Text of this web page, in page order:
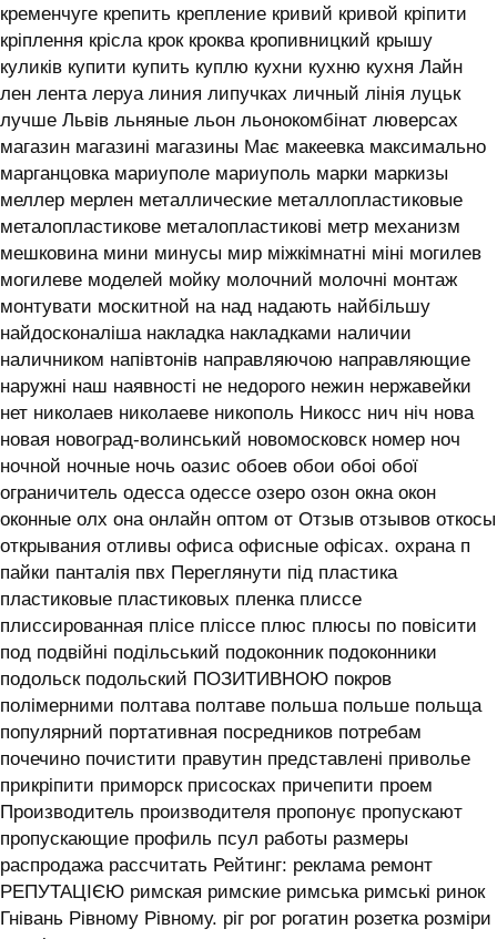
кременчуге крепить крепление кривий кривой кріпити
кріплення крісла крок кроква кропивницкий крышу
куликів купити купить куплю кухни кухню кухня ‎Лайн
лен лента леруа линия липучках личный лінія луцьк
лучше Львів льняные льон льонокомбінат люверсах
магазин магазині магазины Має макеевка максимально
марганцовка мариуполе мариуполь марки маркизы
меллер мерлен металлические металлопластиковые
металопластикове металопластикові метр механизм
мешковина мини минусы мир міжкімнатні міні могилев
могилеве моделей мойку молочний молочні монтаж
монтувати москитной на над надають найбільшу
найдосконаліша накладка накладками наличии
наличником напівтонів направляючою направляющие
наружні наш наявності не недорого нежин нержавейки
нет николаев николаеве никополь Никосс нич ніч нова
новая новоград-волинський новомосковск номер ноч
ночной ночные ночь оазис обоев обои обоі обої
ограничитель одесса одессе озеро озон окна окон
оконные олх она онлайн оптом от Отзыв отзывов откосы
открывания отливы офиса офисные офісах. охрана п
пайки панталія пвх Переглянути під пластика
пластиковые пластиковых пленка плиссе
плиссированная плісе пліссе плюс плюсы по повісити
под подвійні подільський подоконник подоконники
подольск подольский ПОЗИТИВНОЮ покров
полімерними полтава полтаве польша польше польща
популярний портативная посредников потребам
почечино почистити правутин представлені приволье
прикріпити приморск присосках причепити проем
Производитель производителя пропонує пропускают
пропускающие профиль псул работы размеры
распродажа рассчитать Рейтинг: реклама ремонт
РЕПУТАЦІЄЮ римская римские римська римські ринок
Гнівань Рівному Рівному. ріг рог рогатин розетка розміри